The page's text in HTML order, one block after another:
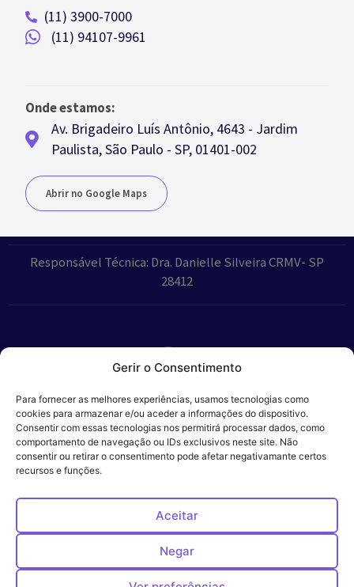
Gerir o Consentimento
Para fornecer as melhores experiências, usamos tecnologias como
cookies para armazenar e/ou aceder a informações do dispositivo.
Consentir com essas tecnologias nos permitirá processar dados, como
comportamento de navegação ou IDs exclusivos neste site. Não
consentir ou retirar o consentimento pode afetar negativamante certos
recursos e funções.
Aceitar
Negar
(11) 3900-7000
(11) 94107-9961
Onde estamos:
Av. Brigadeiro Luís Antônio, 4643 - Jardim
Paulista, São Paulo - SP, 01401-002
Abrir no Google Maps
Responsável Técnica: Dra. Danielle Silveira CRMV- SP
28412
Parceiros:
Veros – Hospital
Ética